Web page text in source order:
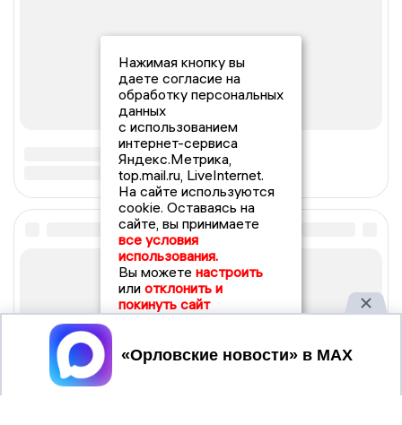
Нажимая кнопку вы
даете согласие на
обработку персональных
данных
с использованием
интернет-сервиса
Яндекс.Метрика,
top.mail.ru, LiveInternet.
На сайте используются
cookie. Оставаясь на
сайте, вы принимаете
все условия
использования.
Вы можете настроить
или отклонить и
покинуть сайт
Принять